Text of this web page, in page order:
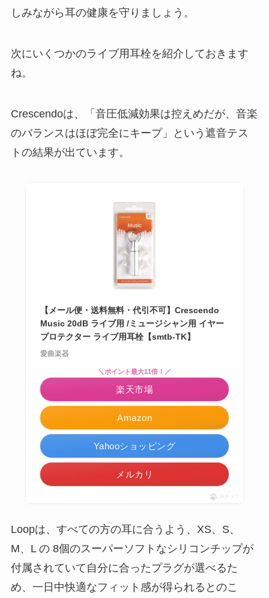
しみながら耳の健康を守りましょう。
次にいくつかのライブ用耳栓を紹介しておきます
ね。
Crescendoは、「音圧低減効果は控えめだが、音楽
のバランスはほぼ完全にキープ」という遮音テス
トの結果が出ています。
【メール便・送料無料・代引不可】Crescendo
Music 20dB ライブ用 /ミュージシャン用 イヤー
プロテクター ライブ用耳栓【smtb-TK】
愛曲楽器
Amazon
＼ポイント最大11倍！／
楽天市場
Yahooショッピング
メルカリ
ポチップ
Loopは、すべての方の耳に合うよう、XS、S、
M、L の 8個のスーパーソフトなシリコンチップが
付属されていて自分に合ったプラグが選べるた
め、一日中快適なフィット感が得られるとのこ